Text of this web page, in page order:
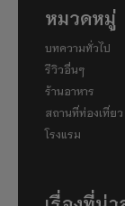
หมวดหมู่
บทความทั่วไป
รีวิวอื่นๆ
ร้านอาหาร
สถานที่ท่องเที่ยว
โรงแรม